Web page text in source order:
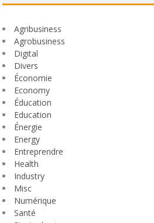
Agribusiness
Agrobusiness
Digital
Divers
Économie
Economy
Éducation
Education
Énergie
Energy
Entreprendre
Health
Industry
Misc
Numérique
Santé